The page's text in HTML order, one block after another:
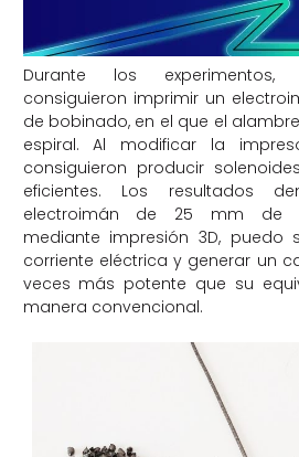
Durante los experimentos,
consiguieron imprimir un
de bobinado, en el que el
espiral. Al modificar la
consiguieron producir
eficientes. Los resultados
electroimán de 25 mm de
mediante impresión 3D,
corriente eléctrica y generar un
veces más potente que su
manera convencional.